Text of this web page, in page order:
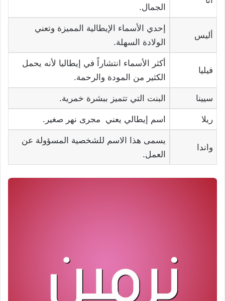
الجمال.
أليس
إحدي الأسماء الإيطالية المميزة وتعني
الولادة السهلة.
فيليا
أكثر الأسماء انتشاراً في إيطاليا لأنه يحمل
الكثير من المودة والرحمة.
سيينا البنت التي تتميز ببشرة خمرية.
ريلا اسم إيطالي يعني مجرى نهر صغير.
واندا
يسمى هذا الاسم للشخصية المسؤولة عن
العمل.